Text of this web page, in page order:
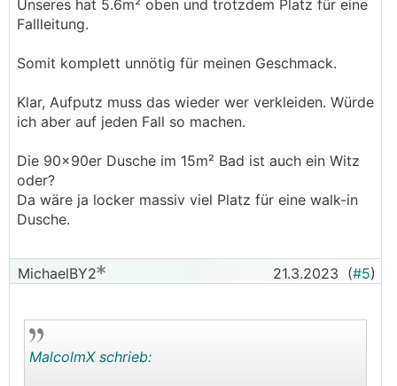
Unseres hat 5.6m² oben und trotzdem Platz für eine
Fallleitung.
Somit komplett unnötig für meinen Geschmack.
Klar, Aufputz muss das wieder wer verkleiden. Würde
ich aber auf jeden Fall so machen.
Die 90x90er Dusche im 15m² Bad ist auch ein Witz
oder?
Da wäre ja locker massiv viel Platz für eine walk-in
Dusche.
MichaelBY2 21.3.2023 (#5)
MalcolmX schrieb: